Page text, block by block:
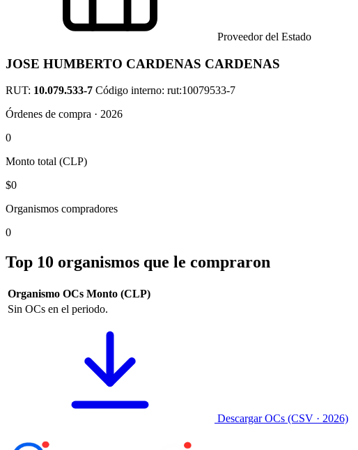
Proveedor del Estado
JOSE HUMBERTO CARDENAS CARDENAS
RUT: 10.079.533-7 Código interno: rut:10079533-7
Órdenes de compra · 2026
0
Monto total (CLP)
$0
Organismos compradores
0
Top 10 organismos que le compraron
Organismo OCs Monto (CLP)
Sin OCs en el periodo.
Descargar OCs (CSV · 2026)